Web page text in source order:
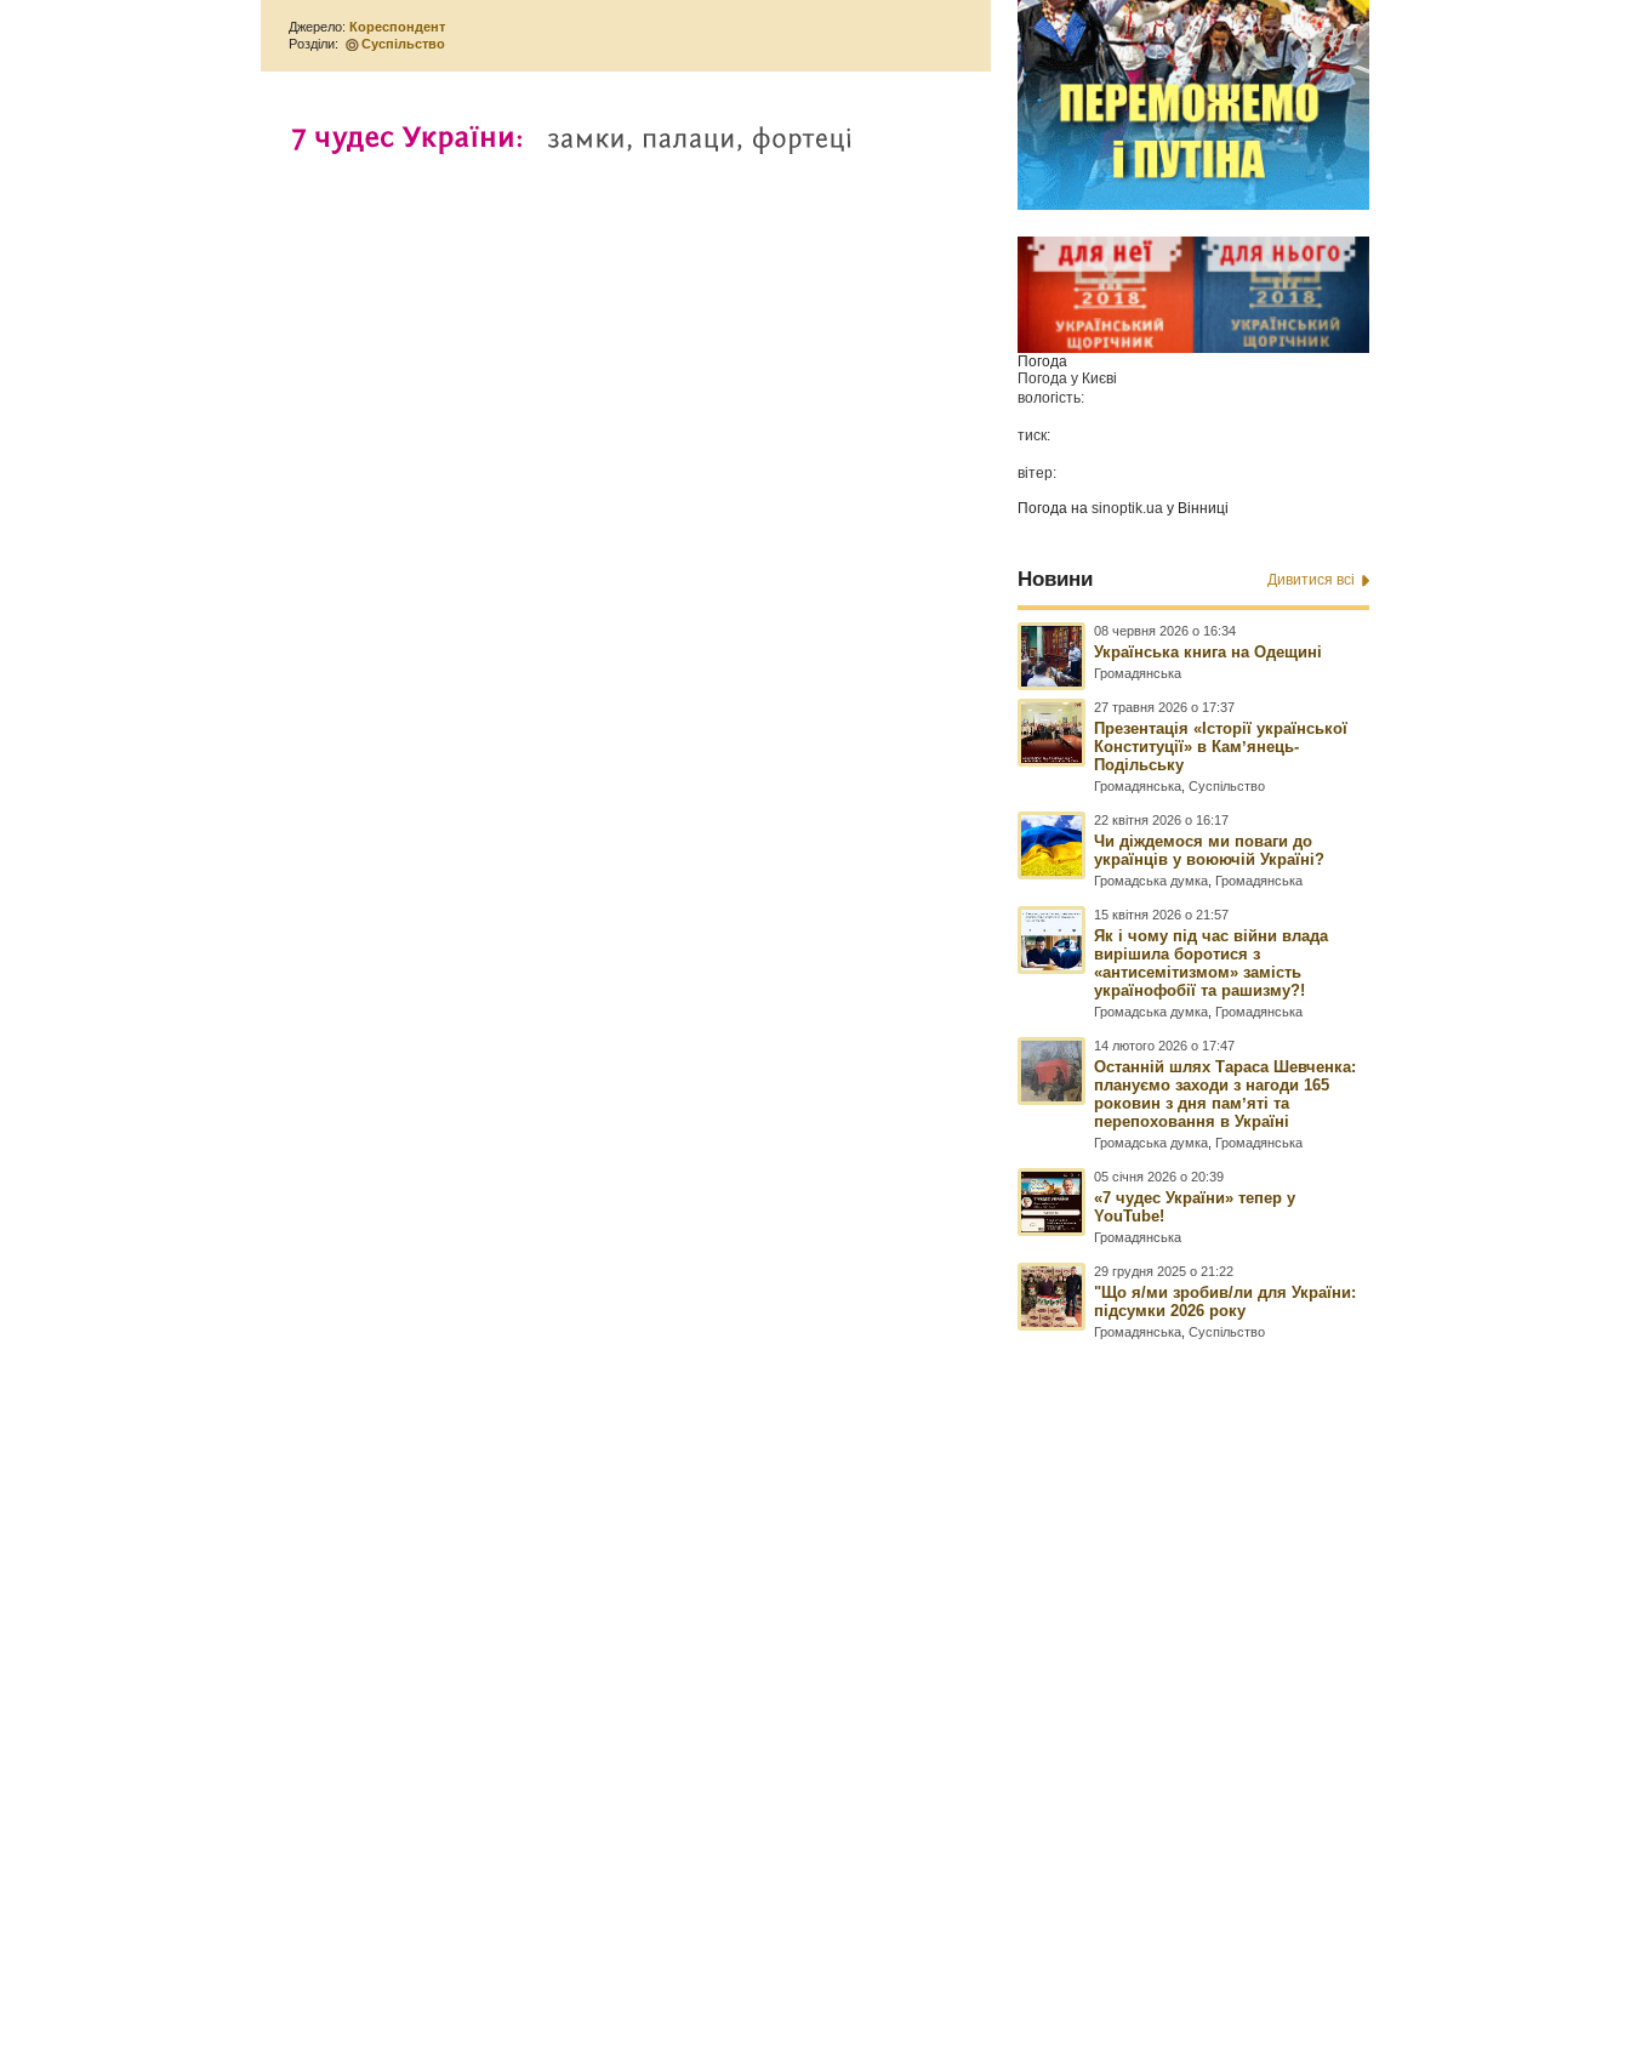
Джерело:Кореспондент
Розділи:
Суспільство
Погода
Погода у Києві
вологість:
тиск:
вітер:
Погода наsinoptik.ua у Вінниці
Новини Дивитися всі
08 червня 2026 о 16:34
Українська книга на Одещині
Громадянська
27 травня 2026 о 17:37
Презентація «Історії української
Конституції» в Камʼянець-
Подільську
Громадянська ,Суспільство
22 квітня 2026 о 16:17
Чи діждемося ми поваги до
українців у воюючій Україні?
Громадська думка Громадянська
15 квітня 2026 о 21:57
Як і чому під час війни влада
вирішила боротися з
«антисемітизмом» замість
українофобії та рашизму?!
Громадська думка Громадянська
14 лютого 2026 о 17:47
Останній шлях Тараса Шевченка:
плануємо заходи з нагоди 165
роковин з дня памʼяті та
перепоховання в Україні
Громадська думка Громадянська
05 січня 2026 о 20:39
«7 чудес України» тепер у
YouTube!
Громадянська
29 грудня 2025 о 21:22
"Що я/ми зробив/ли для України:
підсумки 2026 року
Громадянська ,Суспільство